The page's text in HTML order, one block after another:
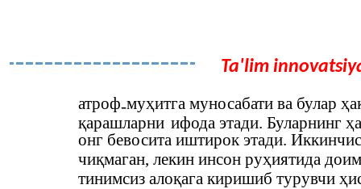
Ta'lim
атроф-муҳитга муносабати ва булар
қарашларни ифода этади. Буларнинг
онг бевосита иштирок этади.
чиқмаган, лекин инсон руҳиятида
тинимсиз алоқага киришиб турувчи